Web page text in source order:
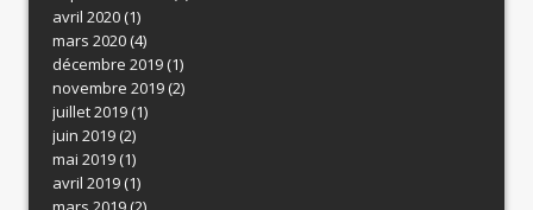
avril 2020(1)
mars 2020(4)
décembre 2019(1)
novembre 2019(2)
juillet 2019(1)
juin 2019(2)
mai 2019(1)
avril 2019(1)